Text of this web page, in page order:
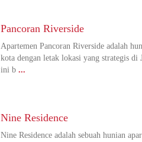
Pancoran Riverside
Apartemen Pancoran Riverside adalah
kota dengan letak lokasi yang strategis di
ini b ...
Nine Residence
Nine Residence adalah sebuah hunian